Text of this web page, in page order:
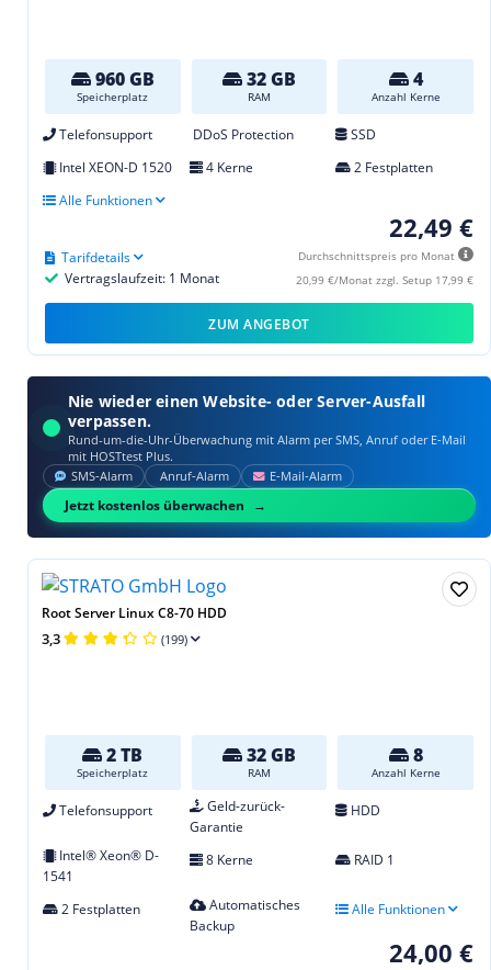
960 GB
Speicherplatz
32 GB
RAM
4
Anzahl Kerne
Telefonsupport DDoS Protection
SSD
Intel XEON-D 1520
4 Kerne
2 Festplatten
Alle Funktionen
22,49 €
Durchschnittspreis pro Monat
20,99 €/Monat zzgl. Setup 17,99 €
Vertragslaufzeit: 1 Monat
Tarifdetails
ZUM ANGEBOT
Nie wieder einen Website- oder Server-Ausfall
verpassen.
Rund-um-die-Uhr-Überwachung mit Alarm per SMS, Anruf oder E‑Mail
mit HOSTtest Plus.
SMS‑Alarm Anruf‑Alarm E‑Mail‑Alarm
Jetzt kostenlos überwachen
Root Server Linux C8-70 HDD
3,3 (199)
2 TB
Speicherplatz
32 GB
RAM
8
Anzahl Kerne
Telefonsupport
Geld-zurück-
Garantie
HDD
Intel® Xeon® D-
1541
8 Kerne RAID 1
2 Festplatten
Automatisches
Backup
Alle Funktionen
24,00 €